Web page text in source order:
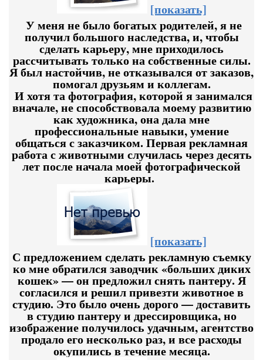
[показать]
У меня не было богатых родителей, я не
получил большого наследства, и, чтобы
сделать карьеру, мне приходилось
рассчитывать только на собственные силы.
Я был настойчив, не отказывался от заказов,
помогал друзьям и коллегам.
И хотя та фотография, которой я занимался
вначале, не способствовала моему развитию
как художника, она дала мне
профессиональные навыки, умение
общаться с заказчиком. Первая рекламная
работа с животными случилась через десять
лет после начала моей фотографической
карьеры.
[показать]
С предложением сделать рекламную съемку
ко мне обратился заводчик «больших диких
кошек» — он предложил снять пантеру. Я
согласился и решил привезти животное в
студию. Это было очень дорого — доставить
в студию пантеру и дрессировщика, но
изображение получилось удачным, агентство
продало его несколько раз, и все расходы
окупились в течение месяца.